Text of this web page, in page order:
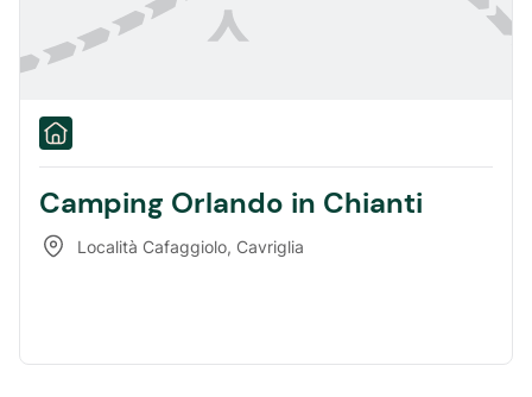
Camping Orlando in Chianti
Località Cafaggiolo, Cavriglia